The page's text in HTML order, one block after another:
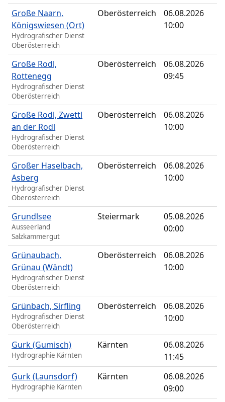
Große Naarn,
Königswiesen (Ort)
Hydrografischer Dienst
Oberösterreich
Oberösterreich
06.08.2026
10:00
Große Rodl,
Rottenegg
Hydrografischer Dienst
Oberösterreich
Oberösterreich
06.08.2026
09:45
Große Rodl, Zwettl
an der Rodl
Hydrografischer Dienst
Oberösterreich
Oberösterreich
06.08.2026
10:00
Großer Haselbach,
Asberg
Hydrografischer Dienst
Oberösterreich
Oberösterreich
06.08.2026
10:00
Grundlsee
Ausseerland
Salzkammergut
Steiermark
05.08.2026
00:00
Grünaubach,
Grünau (Wändt)
Hydrografischer Dienst
Oberösterreich
Oberösterreich
06.08.2026
10:00
Grünbach, Sirfling
Hydrografischer Dienst
Oberösterreich
Oberösterreich
06.08.2026
10:00
Gurk (Gumisch)
Hydrographie Kärnten
Kärnten
06.08.2026
11:45
Gurk (Launsdorf)
Hydrographie Kärnten
Kärnten
06.08.2026
09:00